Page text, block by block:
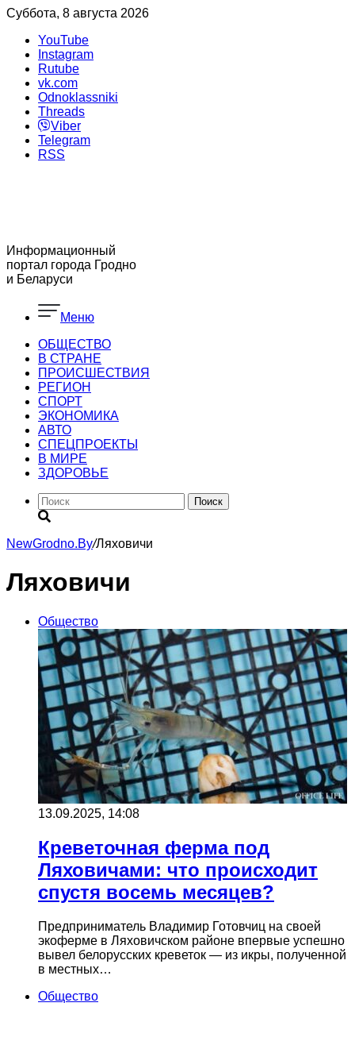
Суббота, 8 августа 2026
YouTube
Instagram
Rutube
vk.com
Odnoklassniki
Threads
Viber
Telegram
RSS
Информационный
портал города Гродно
и Беларуси
Меню
ОБЩЕСТВО
В СТРАНЕ
ПРОИСШЕСТВИЯ
РЕГИОН
CПОРТ
ЭКОНОМИКА
АВТО
СПЕЦПРОЕКТЫ
В МИРЕ
ЗДОРОВЬЕ
Поиск
NewGrodno.By/Ляховичи
Ляховичи
Общество
13.09.2025, 14:08
Креветочная ферма под
Ляховичами: что происходит
спустя восемь месяцев?
Предприниматель Владимир Готовчиц на своей
экоферме в Ляховичском районе впервые успешно
вывел белорусских креветок — из икры, полученной
в местных…
Общество